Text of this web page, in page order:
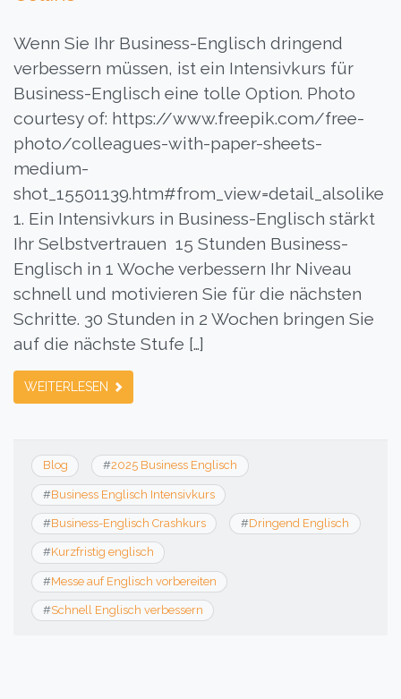
Wenn Sie Ihr Business-Englisch dringend
verbessern müssen, ist ein Intensivkurs für
Business-Englisch eine tolle Option. Photo
courtesy of: https://www.freepik.com/free-
photo/colleagues-with-paper-sheets-
medium-
shot_15501139.htm#from_view=detail_alsolike
1. Ein Intensivkurs in Business-Englisch stärkt
Ihr Selbstvertrauen 15 Stunden Business-
Englisch in 1 Woche verbessern Ihr Niveau
schnell und motivieren Sie für die nächsten
Schritte. 30 Stunden in 2 Wochen bringen Sie
auf die nächste Stufe […]
WEITERLESEN
Blog #2025 Business Englisch
#Business Englisch Intensivkurs
#Business-Englisch Crashkurs #Dringend Englisch
#Kurzfristig englisch
#Messe auf Englisch vorbereiten
#Schnell Englisch verbessern